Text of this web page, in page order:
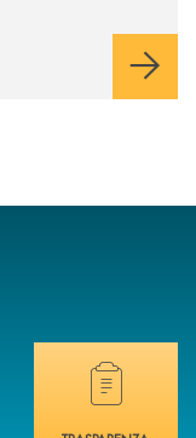
immediata?
Hai bisogno di